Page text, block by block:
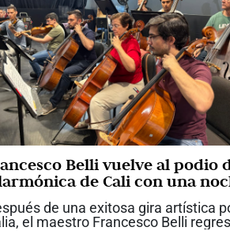
Belli vuelve al podio
de Cali con una
a la imaginación y la
del sinfonismo
de una exitosa gira artística
el maestro Francesco Belli